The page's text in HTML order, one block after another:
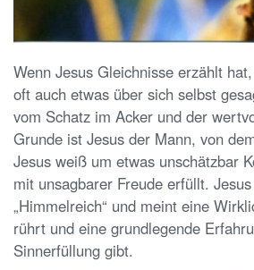
Wenn Jesus Gleichnisse erzählt
oft auch etwas über sich selbst
vom Schatz im Acker und der
Grunde ist Jesus der Mann, von
Jesus weiß um etwas unschätzbar
mit unsagbarer Freude erfüllt.
„Himmelreich“ und meint eine
rührt und eine grundlegende
Sinnerfüllung gibt.